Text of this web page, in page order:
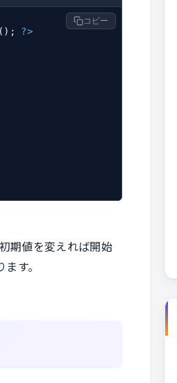
?>
コピー
期値を変えれば開始
す。